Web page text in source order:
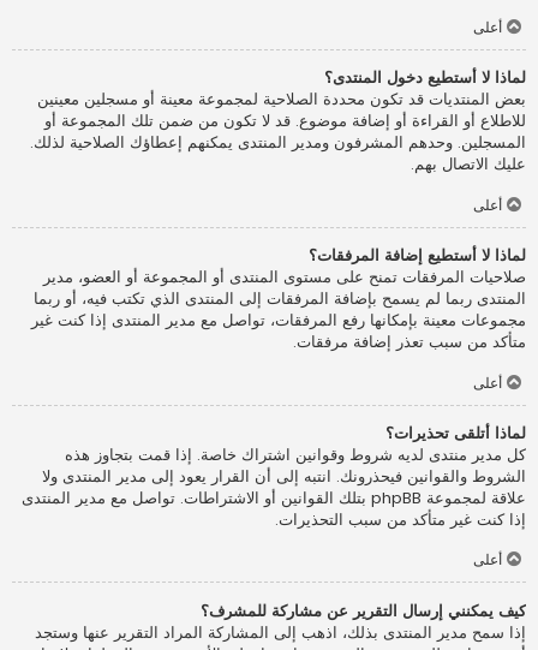
أعلى
لماذا لا أستطيع دخول المنتدى؟
بعض المنتديات قد تكون محددة الصلاحية لمجموعة معينة أو مسجلين معينين
للاطلاع أو القراءة أو إضافة موضوع. قد لا تكون من ضمن تلك المجموعة أو
المسجلين. وحدهم المشرفون ومدير المنتدى يمكنهم إعطاؤك الصلاحية لذلك.
عليك الاتصال بهم.
أعلى
لماذا لا أستطيع إضافة المرفقات؟
صلاحيات المرفقات تمنح على مستوى المنتدى أو المجموعة أو العضو، مدير
المنتدى ربما لم يسمح بإضافة المرفقات إلى المنتدى الذي تكتب فيه، أو ربما
مجموعات معينة بإمكانها رفع المرفقات، تواصل مع مدير المنتدى إذا كنت غير
متأكد من سبب تعذر إضافة مرفقات.
أعلى
لماذا أتلقى تحذيرات؟
كل مدير منتدى لديه شروط وقوانين اشتراك خاصة. إذا قمت بتجاوز هذه
الشروط والقوانين فيحذرونك. انتبه إلى أن القرار يعود إلى مدير المنتدى ولا
علاقة لمجموعة phpBB بتلك القوانين أو الاشتراطات. تواصل مع مدير المنتدى
إذا كنت غير متأكد من سبب التحذيرات.
أعلى
كيف يمكنني إرسال التقرير عن مشاركة للمشرف؟
إذا سمح مدير المنتدى بذلك، اذهب إلى المشاركة المراد التقرير عنها وستجد